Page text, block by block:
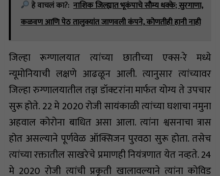
हे वाचलं का?: नाशिक जिल्ह्यात भूकंपाचे सौम्य धक्के; सुरगाणा,
कळवण आणि पेठ तालुक्यांत जाणवली कंपने, कोणतीही हानी नाही
जिल्हा रूग्णालयात त्यांच्या छातीच्या एक्स-रे मध्ये
न्यूमोनियाची लक्षणे आढळून आली. त्यानुसार त्यांच्यावर
जिल्हा रुग्णालयातील तज्ञ डॉक्टरांना मार्फत योग्य ते उपचार
सुरू होते. 22 मे 2020 रोजी सायंकाळी त्यांच्या घशाचा नमुना
अहवाल कोरोना बाधित असा आला. त्यांना श्वसनाचा त्रास
होत असल्याने पूर्णवेळ ऑक्सिजन पुरवठा सुरू होता. तसेच
त्यांच्या रक्तातील साखरेचे प्रमाणही नियंत्रणात येत नव्हते. 24
मे 2020 रोजी त्यांची प्रकृती खालावल्याने त्यांना कोविड